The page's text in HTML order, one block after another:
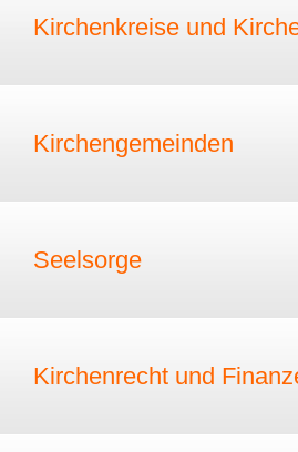
Kirchenkreise und
Kirchengemeinden
Seelsorge
Kirchenrecht und